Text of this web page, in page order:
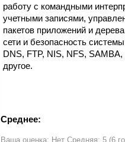
работу с командными
учетными записями,
пакетов приложений и
сети и безопасность
DNS, FTP, NIS, NFS,
другое.
Среднее:
Ваша оценка: Нет Средняя: 5 (6